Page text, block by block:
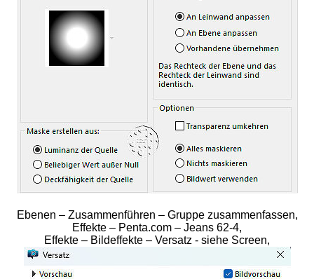
Ebenen – Zusammenführen – Gruppe zusammenfassen,
Effekte – Penta.com – Jeans 62-4,
Effekte – Bildeffekte – Versatz - siehe Screen,